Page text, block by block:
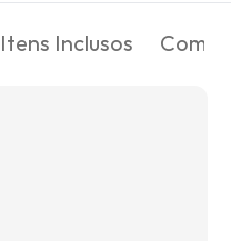
Itens Inclusos Como